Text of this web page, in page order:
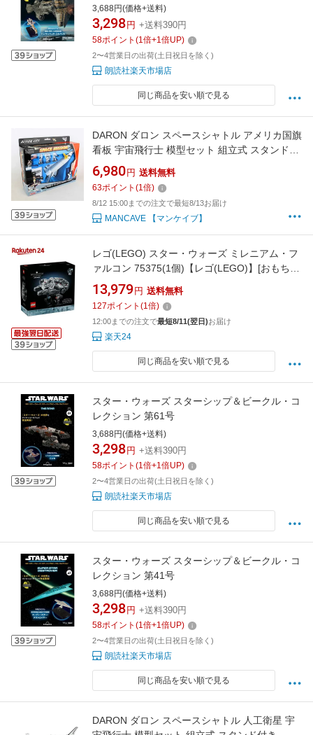
3,688円(価格+送料)
3,298 円 +送料390円
58ポイント (1倍+1倍UP)
2〜4営業日の出荷(土日祝日を除く)
朗読社楽天市場店
同じ商品を安い順で見る
DARON ダロン スペースシャトル アメリカ国旗
看板 宇宙飛行士 模型セット 組立式 スタンド付
き ■ Space Shuttle NASA 宇宙 雑貨 トイ
6,980 円 送料無料
63ポイント (1倍)
8/12 15:00までの注文で最短8/13お届け
MANCAVE 【マンケイブ】
レゴ(LEGO) スター・ウォーズ ミレニアム・フ
ァルコン 75375(1個)【レゴ(LEGO)】[おもちゃ
玩具 プレゼント インテリア おしゃれ]
13,979 円 送料無料
127ポイント (1倍)
12:00までの注文で最短8/11(翌日)お届け
楽天24
同じ商品を安い順で見る
スター・ウォーズ スターシップ＆ビークル・コ
レクション 第61号
3,688円(価格+送料)
3,298 円 +送料390円
58ポイント (1倍+1倍UP)
2〜4営業日の出荷(土日祝日を除く)
朗読社楽天市場店
同じ商品を安い順で見る
スター・ウォーズ スターシップ＆ビークル・コ
レクション 第41号
3,688円(価格+送料)
3,298 円 +送料390円
58ポイント (1倍+1倍UP)
2〜4営業日の出荷(土日祝日を除く)
朗読社楽天市場店
同じ商品を安い順で見る
DARON ダロン スペースシャトル 人工衛星 宇